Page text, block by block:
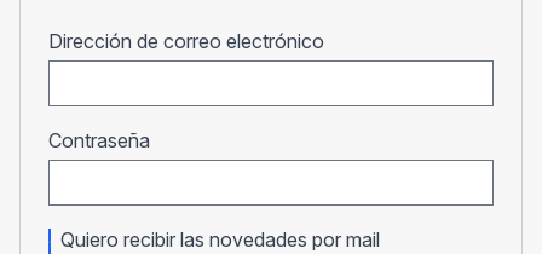
Dirección de correo electrónico
Contraseña
Quiero recibir las novedades por mail